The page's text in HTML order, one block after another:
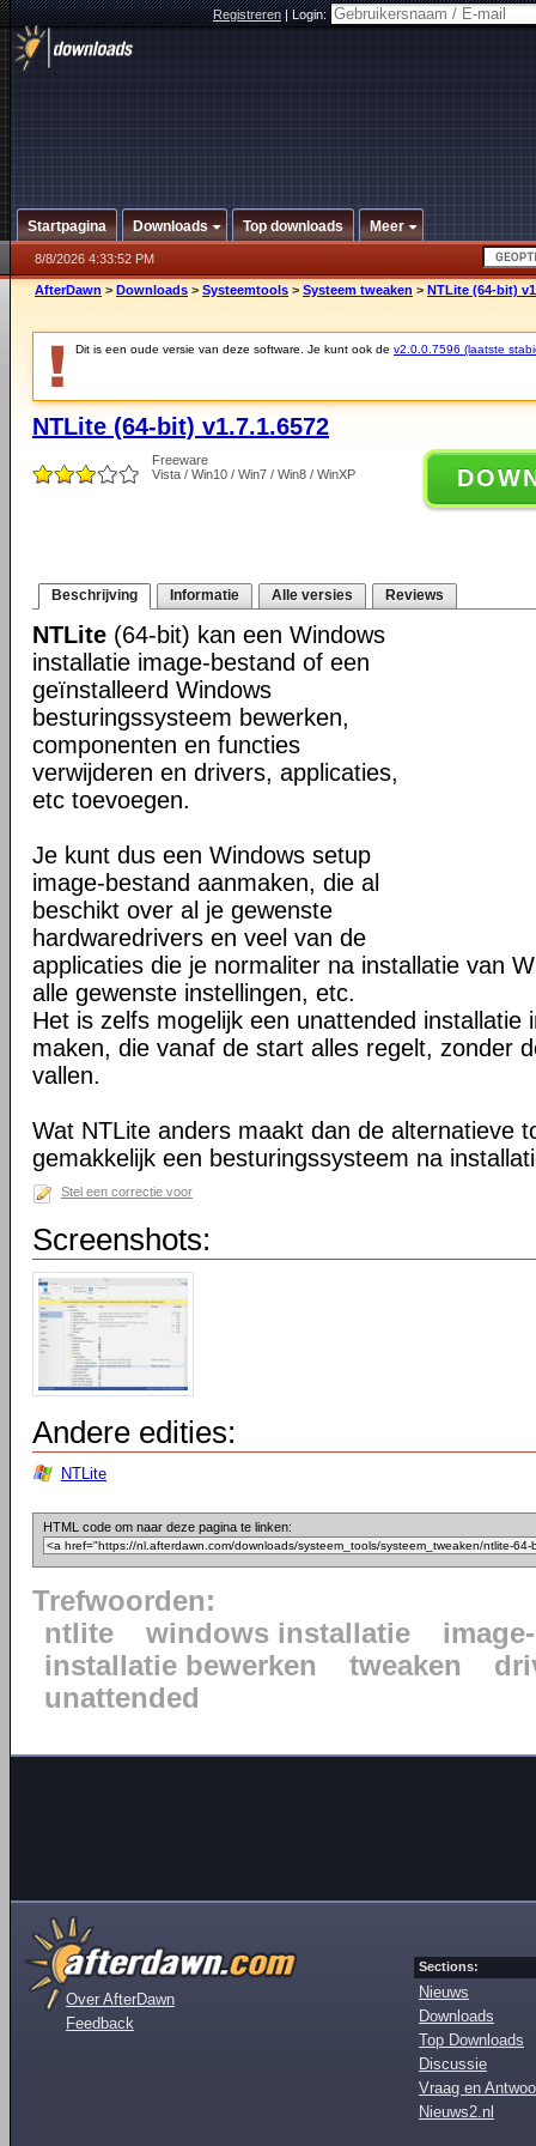
Registreren|Login:
Startpagina Downloads Top downloads Meer
8/8/2026 4:33:52 PM
AfterDawn > Downloads > Systeemtools > Systeem tweaken > NTLite (64-bit)
Dit is een oude versie van deze software. Je kunt ook de v2.0.0.7596 (laatste
NTLite (64-bit) v1.7.1.6572
Freeware
Vista / Win10 / Win7 / Win8 / WinXP
Beschrijving Informatie Alle versies Reviews
NTLite (64-bit) kan een Windows
installatie image-bestand of een
geïnstalleerd Windows
besturingssysteem bewerken,
componenten en functies
verwijderen en drivers, applicaties,
etc toevoegen.
Je kunt dus een Windows setup
image-bestand aanmaken, die al
beschikt over al je gewenste
hardwaredrivers en veel van de
applicaties die je normaliter na installatie van
alle gewenste instellingen, etc.
Het is zelfs mogelijk een unattended installatie
maken, die vanaf de start alles regelt, zonder
vallen.
Wat NTLite anders maakt dan de alternatieve
gemakkelijk een besturingssysteem na
Stel een correctie voor
Screenshots:
Andere edities:
NTLite
HTML code om naar deze pagina te linken:
Trefwoorden:
ntlite
windows installatie
installatie bewerken
tweaken
unattended
Over AfterDawn
Feedback
Sections:
Nieuws
Downloads
Top Downloads
Discussie
Vraag en
Nieuws2.nl